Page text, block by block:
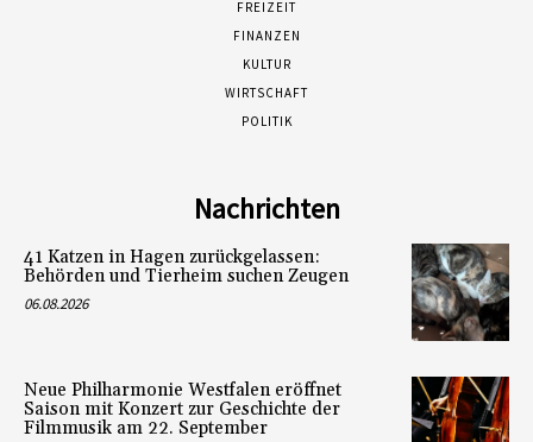
FREIZEIT
FINANZEN
KULTUR
WIRTSCHAFT
POLITIK
Nachrichten
41 Katzen in Hagen zurückgelassen:
Behörden und Tierheim suchen Zeugen
06.08.2026
Neue Philharmonie Westfalen eröffnet
Saison mit Konzert zur Geschichte der
Filmmusik am 22. September